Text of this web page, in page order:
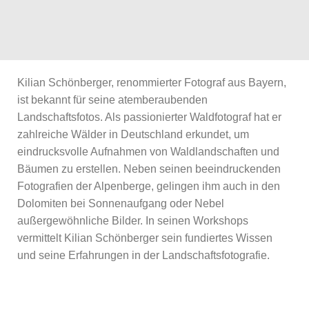
Kilian Schönberger, renommierter Fotograf aus Bayern,
ist bekannt für seine atemberaubenden
Landschaftsfotos. Als passionierter Waldfotograf hat er
zahlreiche Wälder in Deutschland erkundet, um
eindrucksvolle Aufnahmen von Waldlandschaften und
Bäumen zu erstellen. Neben seinen beeindruckenden
Fotografien der Alpenberge, gelingen ihm auch in den
Dolomiten bei Sonnenaufgang oder Nebel
außergewöhnliche Bilder. In seinen Workshops
vermittelt Kilian Schönberger sein fundiertes Wissen
und seine Erfahrungen in der Landschaftsfotografie.